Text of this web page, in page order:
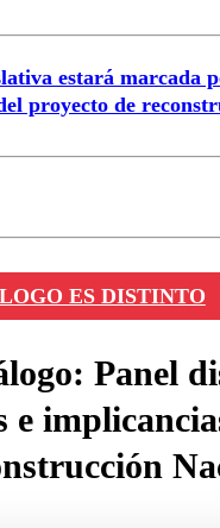
estará marcada
proyecto de
ES DISTINTO
Panel
e